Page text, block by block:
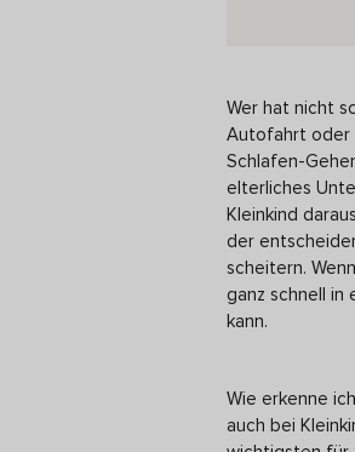
Wer hat nicht
Autofahrt oder
Schlafen-
elterliches
Kleinkind
der
scheitern.
ganz schnell in
kann.
Wie erkenne
auch bei